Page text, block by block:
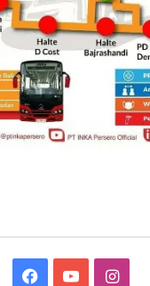
Facebook
YouTube